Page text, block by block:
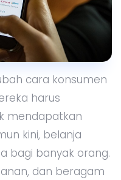
cara konsumen
harus
mendapatkan
kini, belanja
bagi banyak orang.
dan beragam